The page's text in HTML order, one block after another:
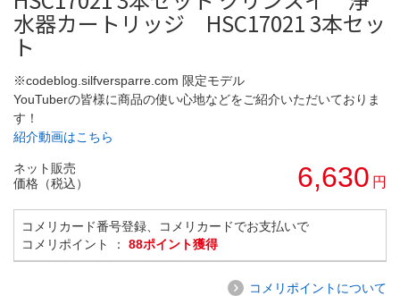
水器カートリッジ HSC17021 3本セッ
ト
※codeblog.silfversparre.com 限定モデル
YouTuberの皆様に商品の使い心地などをご紹介いただいておりま
す！
紹介動画はこちら
ネット販売
価格（税込）
6,630 円
コメリカード番号登録、コメリカードでお支払いで
コメリポイント ： 88ポイント獲得
コメリポイントについて